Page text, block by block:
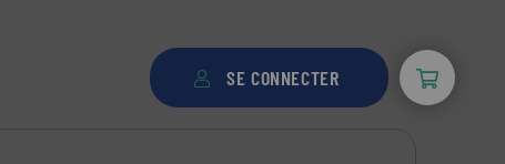
SE CONNECTER